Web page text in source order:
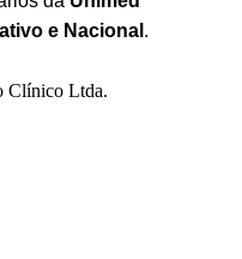
e Nacional .
Clínico Ltda.